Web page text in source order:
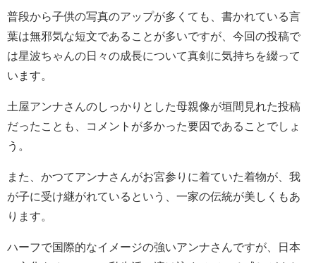
普段から子供の写真のアップが多くても、書かれている言
葉は無邪気な短文であることが多いですが、今回の投稿で
は星波ちゃんの日々の成長について真剣に気持ちを綴って
います。
土屋アンナさんのしっかりとした母親像が垣間見れた投稿
だったことも、コメントが多かった要因であることでしょ
う。
また、かつてアンナさんがお宮参りに着ていた着物が、我
が子に受け継がれているという、一家の伝統が美しくもあ
ります。
ハーフで国際的なイメージの強いアンナさんですが、日本